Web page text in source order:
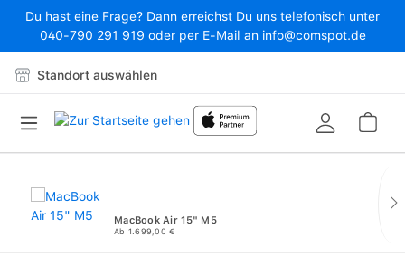
Zum Hauptinhalt springen
Du hast eine Frage? Dann erreichst Du uns telefonisch unter
040-790 291 919 oder per E-Mail an info@comspot.de
Standort auswählen
MacBook Air 15" M5
Ab 1.699,00 €